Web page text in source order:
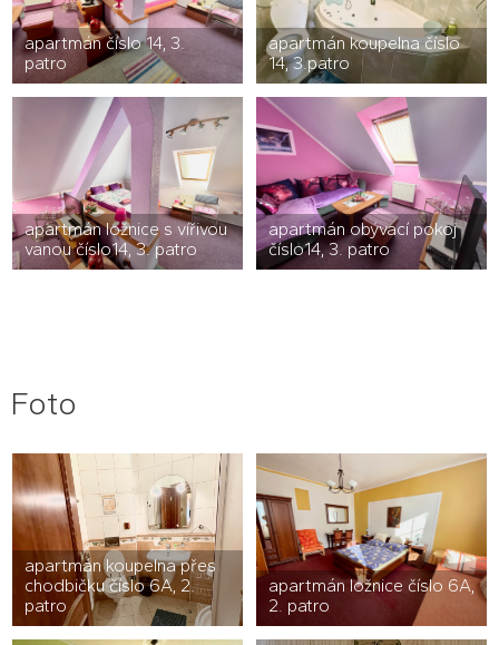
apartmán číslo 14, 3.
patro
apartmán koupelna číslo
14, 3.patro
apartmán ložnice s vířivou
vanou číslo14, 3. patro
apartmán obývací pokoj
číslo14, 3. patro
Foto
apartmán koupelna přes
chodbičku číslo 6A, 2.
patro
apartmán ložnice číslo 6A,
2. patro